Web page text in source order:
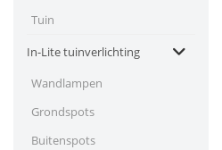
Tuin
In-Lite tuinverlichting
Wandlampen
Grondspots
Buitenspots